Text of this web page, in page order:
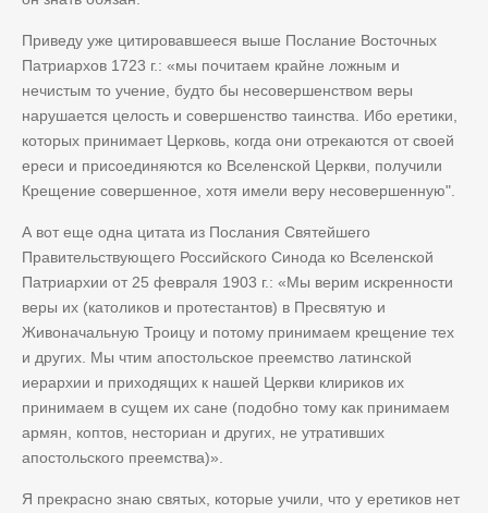
Приведу уже цитировавшееся выше Послание Восточных
Патриархов 1723 г.: «мы почитаем крайне ложным и
нечистым то учение, будто бы несовершенством веры
нарушается целость и совершенство таинства. Ибо еретики,
которых принимает Церковь, когда они отрекаются от своей
ереси и присоединяются ко Вселенской Церкви, получили
Крещение совершенное, хотя имели веру несовершенную".
А вот еще одна цитата из Послания Святейшего
Правительствующего Российского Синода ко Вселенской
Патриархии от 25 февраля 1903 г.: «Мы верим искренности
веры их (католиков и протестантов) в Пресвятую и
Живоначальную Троицу и потому принимаем крещение тех
и других. Мы чтим апостольское преемство латинской
иерархии и приходящих к нашей Церкви клириков их
принимаем в сущем их сане (подобно тому как принимаем
армян, коптов, несториан и других, не утративших
апостольского преемства)».
Я прекрасно знаю святых, которые учили, что у еретиков нет